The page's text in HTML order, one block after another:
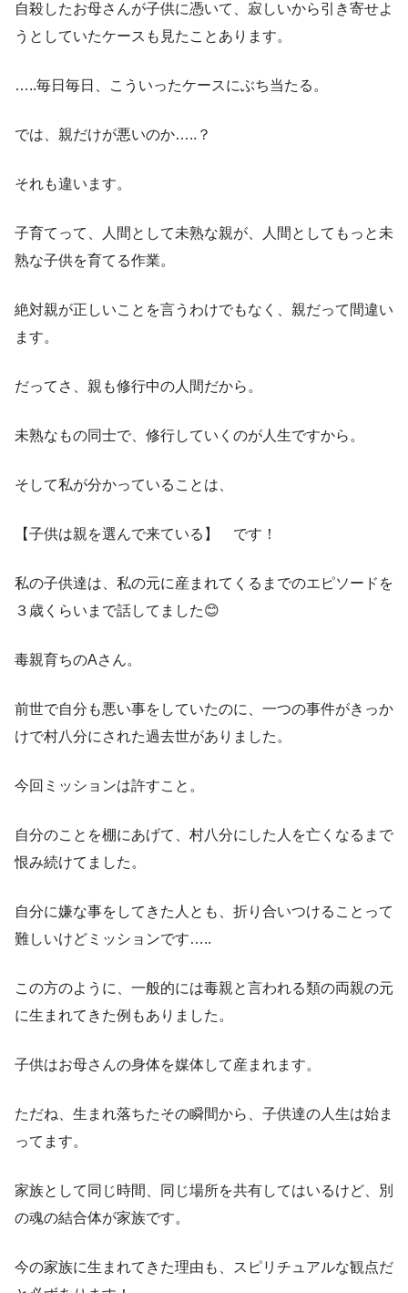
自殺したお母さんが子供に憑いて、寂しいから引き寄せよ
うとしていたケースも見たことあります。
…..毎日毎日、こういったケースにぶち当たる。
では、親だけが悪いのか…..？
それも違います。
子育てって、人間として未熟な親が、人間としてもっと未
熟な子供を育てる作業。
絶対親が正しいことを言うわけでもなく、親だって間違い
ます。
だってさ、親も修行中の人間だから。
未熟なもの同士で、修行していくのが人生ですから。
そして私が分かっていることは、
【子供は親を選んで来ている】 です！
私の子供達は、私の元に産まれてくるまでのエピソードを
３歳くらいまで話してました😊
毒親育ちのAさん。
前世で自分も悪い事をしていたのに、一つの事件がきっか
けで村八分にされた過去世がありました。
今回ミッションは許すこと。
自分のことを棚にあげて、村八分にした人を亡くなるまで
恨み続けてました。
自分に嫌な事をしてきた人とも、折り合いつけることって
難しいけどミッションです…..
この方のように、一般的には毒親と言われる類の両親の元
に生まれてきた例もありました。
子供はお母さんの身体を媒体して産まれます。
ただね、生まれ落ちたその瞬間から、子供達の人生は始ま
ってます。
家族として同じ時間、同じ場所を共有してはいるけど、別
の魂の結合体が家族です。
今の家族に生まれてきた理由も、スピリチュアルな観点だ